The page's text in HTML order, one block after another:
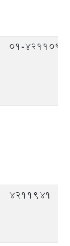
01-4211093
4211941